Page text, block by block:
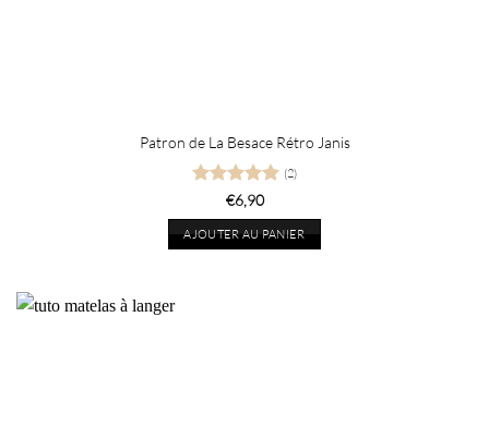
Patron de La Besace Rétro Janis
Note5sur
5
(2)
€6,90
AJOUTER AU PANIER